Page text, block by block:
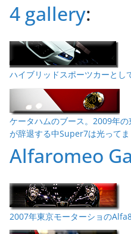
4 gallery:
ハイブリッドスポーツカーとし
ケータハムのブース。2009年
が辞退する中Super7は光ってま
Alfaromeo
2007年東京モーターショの